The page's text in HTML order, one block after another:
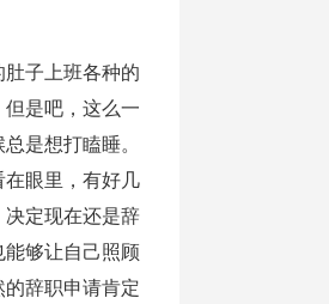
子上班各种的
是吧，这么一
是想打瞌睡。
眼里，有好几
定现在还是辞
够让自己照顾
辞职申请肯定